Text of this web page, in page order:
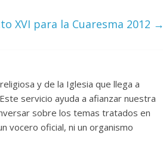
XVI para la Cuaresma 2012 →
y de la Iglesia que llega a
servicio ayuda a afianzar nuestra
sobre los temas tratados en
vocero oficial, ni un organismo